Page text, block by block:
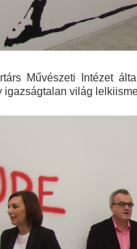
Művészeti Intézet
igazságtalan világ